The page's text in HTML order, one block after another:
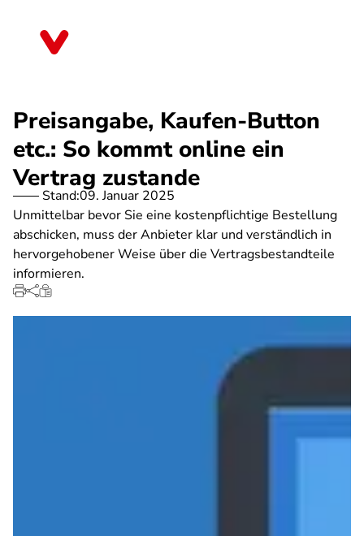
Preisangabe, Kaufen-Button
etc.: So kommt online ein
Vertrag zustande
Stand:09. Januar 2025
Unmittelbar bevor Sie eine kostenpflichtige Bestellung
abschicken, muss der Anbieter klar und verständlich in
hervorgehobener Weise über die Vertragsbestandteile
informieren.